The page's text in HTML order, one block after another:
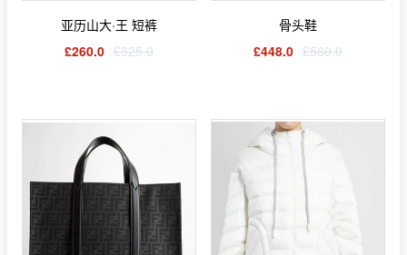
亚历山大·王 短裤
£260.0 £325.0
骨头鞋
£448.0 £560.0